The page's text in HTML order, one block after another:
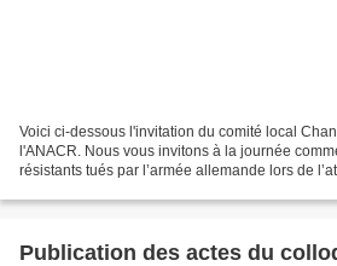
Voici ci-dessous l'invitation du comité local
l'ANACR. Nous vous invitons à la journée
résistants tués par l’armée allemande lors de
Publication des actes du